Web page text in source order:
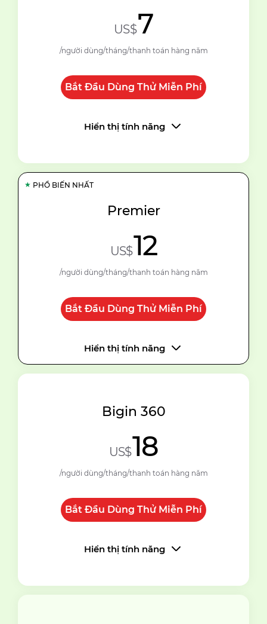
US$7
/người dùng/tháng/thanh toán hàng năm
Bắt Đầu Dùng Thử Miễn Phí
Hiển thị tính năng
Premier
US$12
/người dùng/tháng/thanh toán hàng năm
Bắt Đầu Dùng Thử Miễn Phí
Hiển thị tính năng
★ PHỔ BIẾN NHẤT
Bigin 360
US$18
/người dùng/tháng/thanh toán hàng năm
Bắt Đầu Dùng Thử Miễn Phí
Hiển thị tính năng